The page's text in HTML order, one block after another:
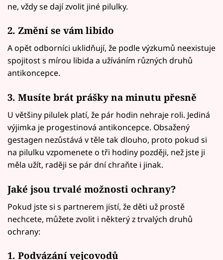
ne, vždy se dají zvolit jiné pilulky.
2. Změní se vám libido
A opět odborníci uklidňují, že podle výzkumů neexistuje
spojitost s mírou libida a užíváním různých druhů
antikoncepce.
3. Musíte brát prášky na minutu přesně
U většiny pilulek platí, že pár hodin nehraje roli. Jediná
výjimka je progestinová antikoncepce. Obsažený
gestagen nezůstává v těle tak dlouho, proto pokud si
na pilulku vzpomenete o tři hodiny později, než jste ji
měla užít, raději se pár dní chraňte i jinak.
Jaké jsou trvalé možnosti ochrany?
Pokud jste si s partnerem jistí, že děti už prostě
nechcete, můžete zvolit i některý z trvalých druhů
ochrany:
1. Podvázání vejcovodů